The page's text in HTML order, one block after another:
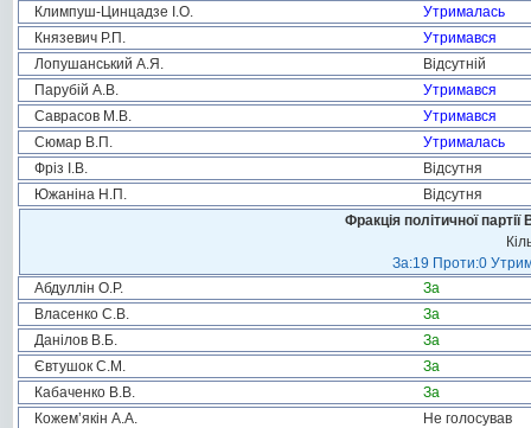
Климпуш-Цинцадзе І.О.
Утрималась
Князевич Р.П.
Утримався
Лопушанський А.Я.
Відсутній
Парубій А.В.
Утримався
Саврасов М.В.
Утримався
Сюмар В.П.
Утрималась
Фріз І.В.
Відсутня
Южаніна Н.П.
Відсутня
Фракція політичної
За:19 Проти:0
Абдуллін О.Р.
За
Власенко С.В.
За
Данілов В.Б.
За
Євтушок С.М.
За
Кабаченко В.В.
За
Кожем’якін А.А.
Не голосував